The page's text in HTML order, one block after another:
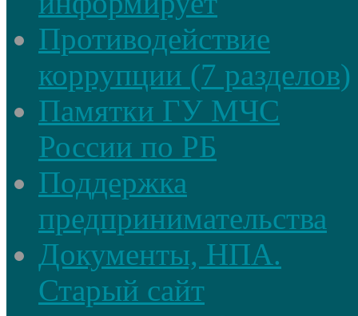
Противодействие
коррупции (7 разделов)
Памятки ГУ МЧС
России по РБ
Поддержка
предпринимательства
Документы, НПА.
Старый сайт